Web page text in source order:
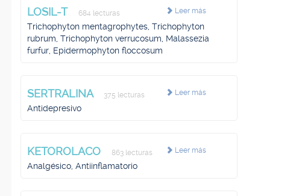
Leer más
LOSIL-T 684 lecturas
Trichophyton mentagrophytes, Trichophyton
rubrum, Trichophyton verrucosum, Malassezia
furfur, Epidermophyton floccosum
Leer más
SERTRALINA 375 lecturas
Antidepresivo
Leer más
KETOROLACO 863 lecturas
Analgésico, Antiinflamatorio